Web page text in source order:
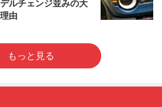
ルチェンジ並みの大
由
もっと見る